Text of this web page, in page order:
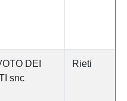
DEI
snc
Rieti